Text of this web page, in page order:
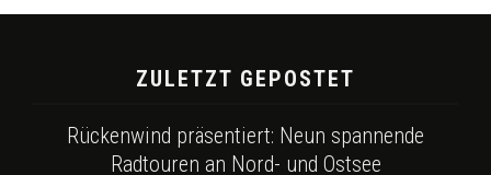
ZULETZT GEPOSTET
Rückenwind präsentiert: Neun spannende
Radtouren an Nord- und Ostsee